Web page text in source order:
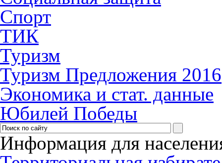
Спорт
ТИК
Туризм
Туризм Предложения 2016
Экономика и стат. данные
Юбилей Победы
Информация для